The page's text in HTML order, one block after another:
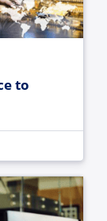
to
execution